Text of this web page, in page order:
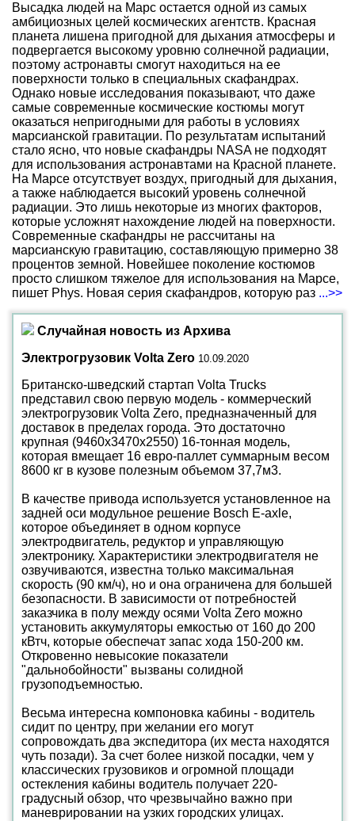
Высадка людей на Марс остается одной из самых
амбициозных целей космических агентств. Красная
планета лишена пригодной для дыхания атмосферы и
подвергается высокому уровню солнечной радиации,
поэтому астронавты смогут находиться на ее
поверхности только в специальных скафандрах.
Однако новые исследования показывают, что даже
самые современные космические костюмы могут
оказаться непригодными для работы в условиях
марсианской гравитации. По результатам испытаний
стало ясно, что новые скафандры NASA не подходят
для использования астронавтами на Красной планете.
На Марсе отсутствует воздух, пригодный для дыхания,
а также наблюдается высокий уровень солнечной
радиации. Это лишь некоторые из многих факторов,
которые усложнят нахождение людей на поверхности.
Современные скафандры не рассчитаны на
марсианскую гравитацию, составляющую примерно 38
процентов земной. Новейшее поколение костюмов
просто слишком тяжелое для использования на Марсе,
пишет Phys. Новая серия скафандров, которую раз ...>>
Случайная новость из Архива
Электрогрузовик Volta Zero 10.09.2020
Британско-шведский стартап Volta Trucks
представил свою первую модель - коммерческий
электрогрузовик Volta Zero, предназначенный для
доставок в пределах города. Это достаточно
крупная (9460x3470x2550) 16-тонная модель,
которая вмещает 16 евро-паллет суммарным весом
8600 кг в кузове полезным объемом 37,7м3.
В качестве привода используется установленное на
задней оси модульное решение Bosch E-axle,
которое объединяет в одном корпусе
электродвигатель, редуктор и управляющую
электронику. Характеристики электродвигателя не
озвучиваются, известна только максимальная
скорость (90 км/ч), но и она ограничена для большей
безопасности. В зависимости от потребностей
заказчика в полу между осями Volta Zero можно
установить аккумуляторы емкостью от 160 до 200
кВтч, которые обеспечат запас хода 150-200 км.
Откровенно невысокие показатели
"дальнобойности" вызваны солидной
грузоподъемностью.
Весьма интересна компоновка кабины - водитель
сидит по центру, при желании его могут
сопровождать два экспедитора (их места находятся
чуть позади). За счет более низкой посадки, чем у
классических грузовиков и огромной площади
остекления кабины водитель получает 220-
градусный обзор, что чрезвычайно важно при
маневрировании на узких городских улицах.